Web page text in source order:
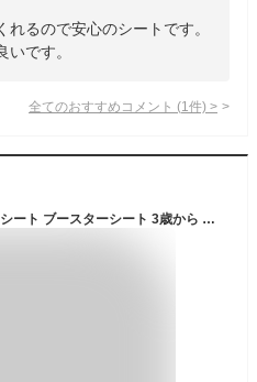
るので安心のシートです。
です。
全てのおすすめコメント (1 件) >
ジュニアシート isofix チャイルドシート ブースターシート 3歳から 12歳まで 100cm〜150cm R129 取り付け簡単 キッズ 子供 車 カー用品 安全基準合格品 軽量 車 キッズシート カーシート リクライニング 長く使える isofix対応 SOONSUNG スンソン Aegis